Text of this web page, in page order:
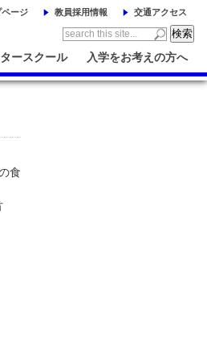
ージ 教員採用情報 交通アクセス
ースクール 入学をお考えの方へ
食